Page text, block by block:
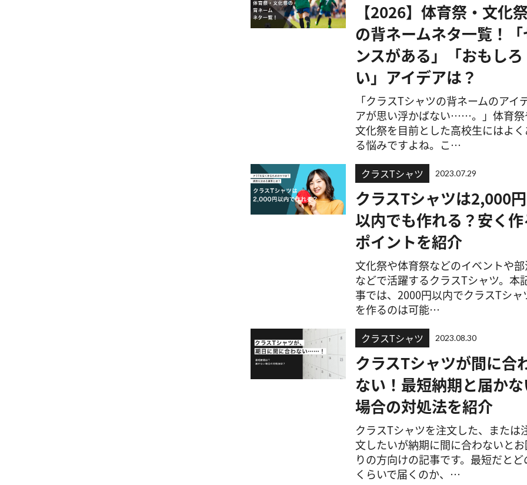
【2026】体育祭・文化
の背ネームネタ一覧！「
ンスがある」「おもしろ
い」アイデアは？
「クラスTシャツの背ネームのアイ
アが思い浮かばない……。」体育祭
文化祭を目前とした高校生にはよく
る悩みですよね。こ…
クラスTシャツ 2023.07.29
クラスTシャツは2,000円
以内でも作れる？安く作
ポイントを紹介
文化祭や体育祭などのイベントや
などで活躍するクラスTシャツ。本
事では、2000円以内でクラスTシャ
を作るのは可能…
クラスTシャツ 2023.08.30
クラスTシャツが間に合
ない！最短納期と届か
場合の対処法を紹介
クラスTシャツを注文した、または
文したいが納期に間に合わないとお
りの方向けの記事です。最短だとど
くらいで届くのか、…